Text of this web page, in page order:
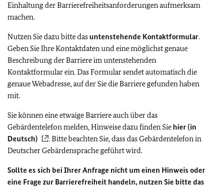
Einhaltung der Barrierefreiheitsanforderungen aufmerksam
machen.
Nutzen Sie dazu bitte das untenstehende Kontaktformular.
Geben Sie Ihre Kontaktdaten und eine möglichst genaue
Beschreibung der Barriere im untenstehenden
Kontaktformular ein. Das Formular sendet automatisch die
genaue Webadresse, auf der Sie die Barriere gefunden haben
mit.
Sie können eine etwaige Barriere auch über das
Gebärdentelefon melden, Hinweise dazu finden Sie hier (in
Deutsch)
. Bitte beachten Sie, dass das Gebärdentelefon in
Deutscher Gebärdensprache geführt wird.
Sollte es sich bei Ihrer Anfrage nicht um einen Hinweis oder
eine Frage zur Barrierefreiheit handeln, nutzen Sie bitte das